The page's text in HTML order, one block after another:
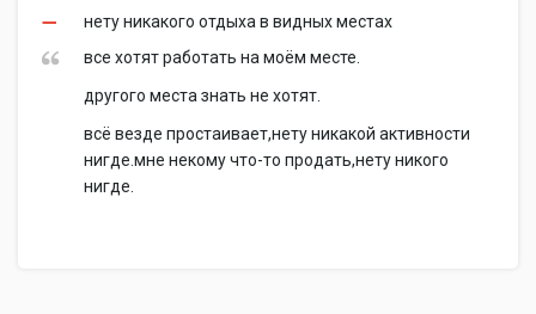
нету никакого отдыха в видных местах
все хотят работать на моём месте.
другого места знать не хотят.
всё везде простаивает,нету никакой активности
нигде.мне некому что-то продать,нету никого
нигде.